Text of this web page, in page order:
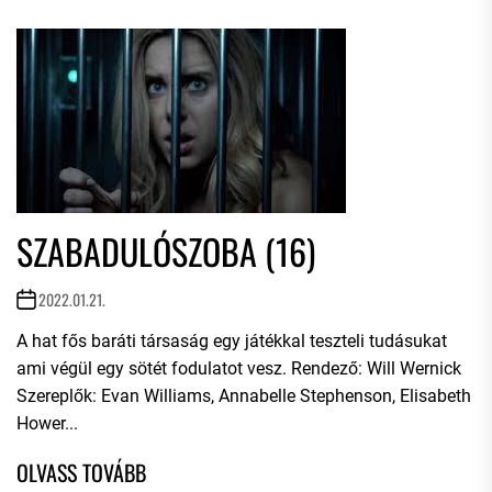
SZABADULÓSZOBA (16)
2022.01.21.
A hat fős baráti társaság egy játékkal teszteli tudásukat
ami végül egy sötét fodulatot vesz. Rendező: Will Wernick
Szereplők: Evan Williams, Annabelle Stephenson, Elisabeth
Hower...